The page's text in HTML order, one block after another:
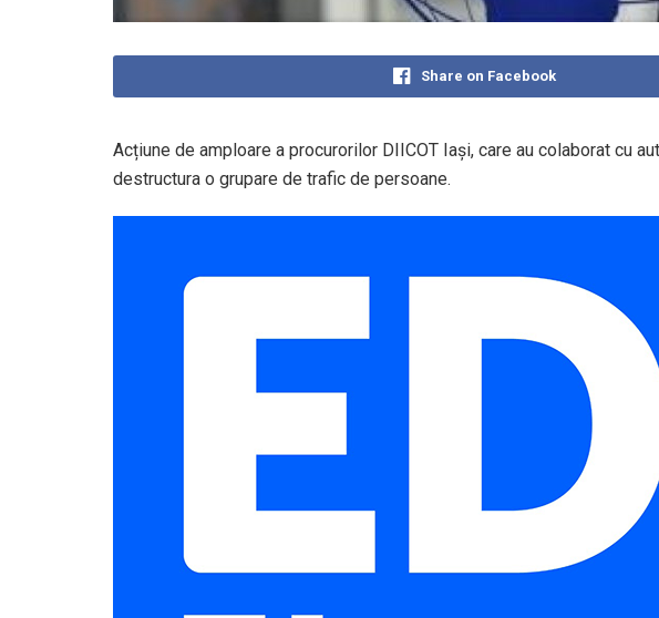
Share on Facebook
Acțiune de amploare a procurorilor DIICOT Iași, care au colaborat cu
destructura o grupare de trafic de persoane.